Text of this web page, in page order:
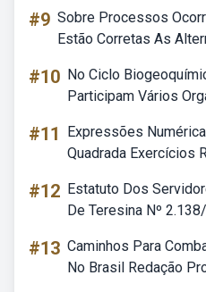
#9 Sobre Processos
Estão Corretas As
#10 No Ciclo
Participam Vários
#11
Expressões
Quadrada Exercícios
#12 Estatuto Dos
De Teresina Nº
#13 Caminhos Para
No Brasil Redação